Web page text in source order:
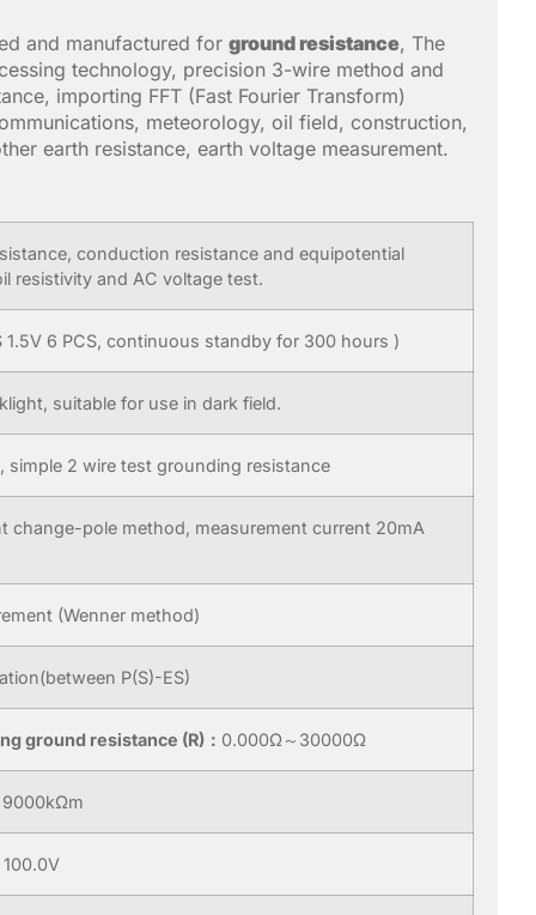
and manufactured for ground resistance, The
technology, precision 3-wire method and
importing FFT (Fast Fourier Transform)
meteorology, oil field, construction,
earth resistance, earth voltage measurement.
conduction resistance and equipotential
resistivity and AC voltage test.
1.5V 6 PCS, continuous standby for 300 hours )
suitable for use in dark field.
2 wire test grounding resistance
change-pole method, measurement current 20mA
(Wenner method)
P(S)-ES)
ground resistance (R)： 0.000Ω～30000Ω